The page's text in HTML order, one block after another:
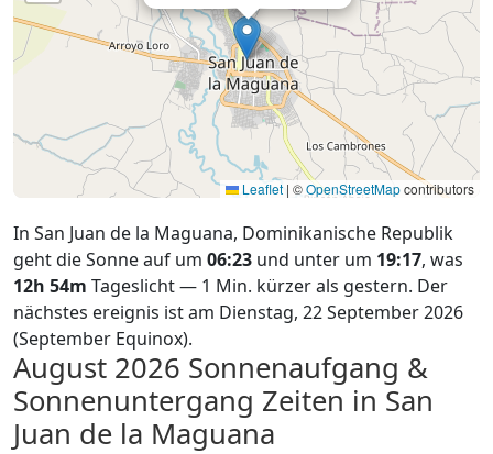
Leaflet | ©OpenStreetMapcontributors
In San Juan de la Maguana, Dominikanische Republik
geht die Sonne auf um 06:23 und unter um 19:17, was
12h 54m Tageslicht — 1 Min. kürzer als gestern. Der
nächstes ereignis ist am Dienstag, 22 September 2026
(September Equinox).
August 2026 Sonnenaufgang &
Sonnenuntergang Zeiten in San
Juan de la Maguana